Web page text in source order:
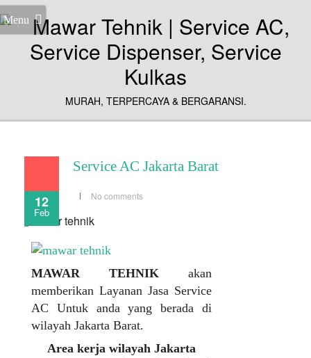
Menu
MURAH, TERPERCAYA & BERGARANSI.
12
Feb
Service AC Jakarta Barat
No comments
MAWAR TEHNIK akan
memberikan Layanan Jasa Service
AC Untuk anda yang berada di
wilayah Jakarta Barat.
Area kerja wilayah Jakarta